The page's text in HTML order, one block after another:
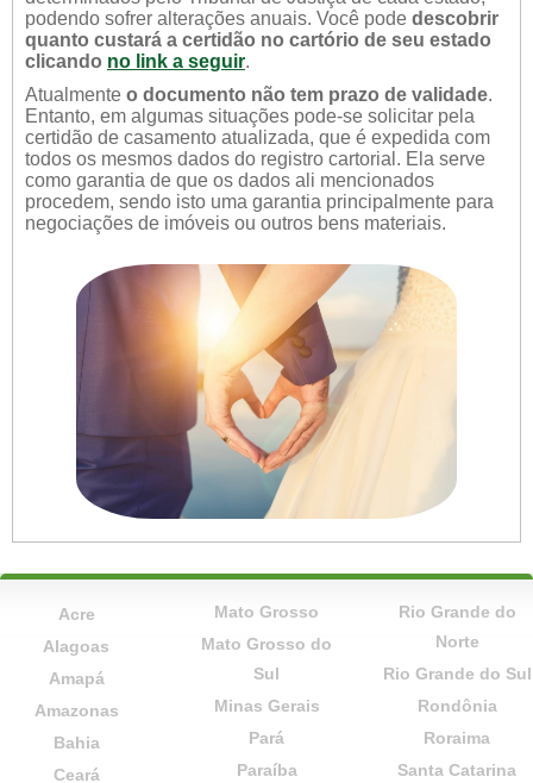
podendo sofrer alterações anuais. Você pode descobrir
quanto custará a certidão no cartório de seu estado
clicando no link a seguir.
Atualmente o documento não tem prazo de validade.
Entanto, em algumas situações pode-se solicitar pela
certidão de casamento atualizada, que é expedida com
todos os mesmos dados do registro cartorial. Ela serve
como garantia de que os dados ali mencionados
procedem, sendo isto uma garantia principalmente para
negociações de imóveis ou outros bens materiais.
Acre
Alagoas
Amapá
Amazonas
Bahia
Ceará
Mato Grosso
Mato Grosso do
Sul
Minas Gerais
Pará
Paraíba
Rio Grande do
Norte
Rio Grande do Sul
Rondônia
Roraima
Santa Catarina